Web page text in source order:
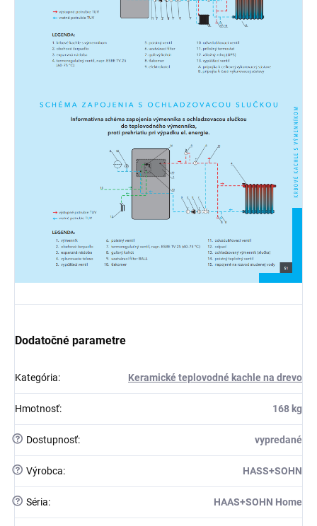
Dodatočné parametre
Kategória: Keramické teplovodné kachle na drevo
Hmotnosť: 168 kg
? Dostupnosť: vypredané
? Výrobca: HASS+SOHN
? Séria: HAAS+SOHN Home